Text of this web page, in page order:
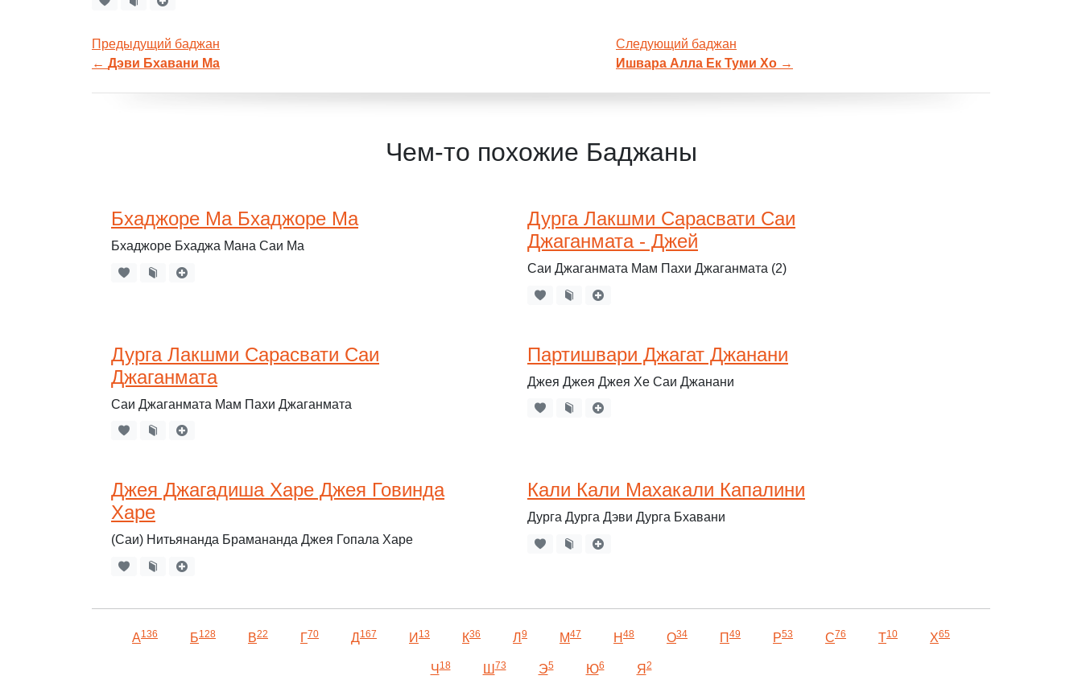
Предыдущий баджан
← Дэви Бхавани Ма
Следующий баджан
Ишвара Алла Ек Туми Хо →
Чем-то похожие Баджаны
Бхаджоре Ма Бхаджоре Ма
Бхаджоре Бхаджа Мана Саи Ма
Дурга Лакшми Сарасвати Саи
Джаганмата - Джей
Саи Джаганмата Мам Пахи Джаганмата (2)
Дурга Лакшми Сарасвати Саи
Джаганмата
Саи Джаганмата Мам Пахи Джаганмата
Партишвари Джагат Джанани
Джея Джея Джея Хе Саи Джанани
Джея Джагадиша Харе Джея Говинда
Харе
(Саи) Нитьянанда Брамананда Джея Гопала Харе
Кали Кали Махакали Капалини
Дурга Дурга Дэви Дурга Бхавани
А136 Б128 В22 Г70 Д167 И 13 К36 Л 9 М47 Н 48 О34 П 49 Р53 С76 Т10 Х65
Ч18 Ш73 Э5 Ю6 Я2